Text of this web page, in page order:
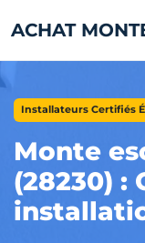
ACHAT
Installateurs Certifiés
Monte
(28230) :